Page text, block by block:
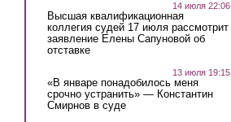
14 июля 22:06
Высшая квалификационная
коллегия судей 17 июля рассмотрит
заявление Елены Сапуновой об
отставке
13 июля 19:15
«В январе понадобилось меня
срочно устранить» — Константин
Смирнов в суде